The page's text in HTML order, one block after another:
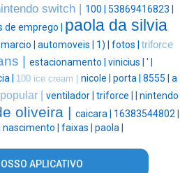
switch | 100 | 53869416823 |
de emprego | paola da silvia
marcio | automoveis | 1) | fotos | triforce
| estacionamento | vinicius | ' |
| 100 ice cream | nicole | porta | 8555 | a
| ventilador | triforce |
nintendo
oliveira | caicara | 16383544802 |
| faixas | paola |
APLICATIVO